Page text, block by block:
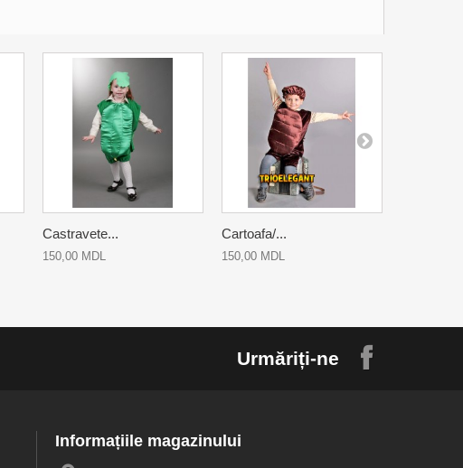
Castravete...
150,00 MDL
Cartoafa/...
150,00 MDL
Urmăriți-ne
Informațiile magazinului